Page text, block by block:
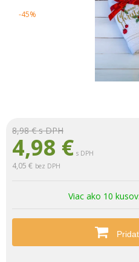
-45%
8,98 €s DPH
4,98 € s DPH
4,05 € bez DPH
Viac ako 10